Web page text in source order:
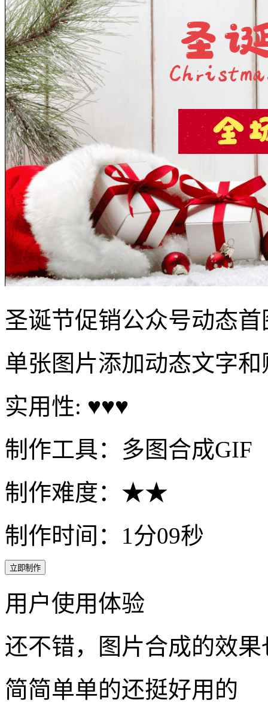
圣诞节促销公众号动态首
单张图片添加动态文字和
实用性: ♥♥♥
制作工具：多图合成GIF
制作难度：★★
制作时间：1分09秒
立即制作
用户使用体验
还不错，图片合成的效果
简简单单的还挺好用的